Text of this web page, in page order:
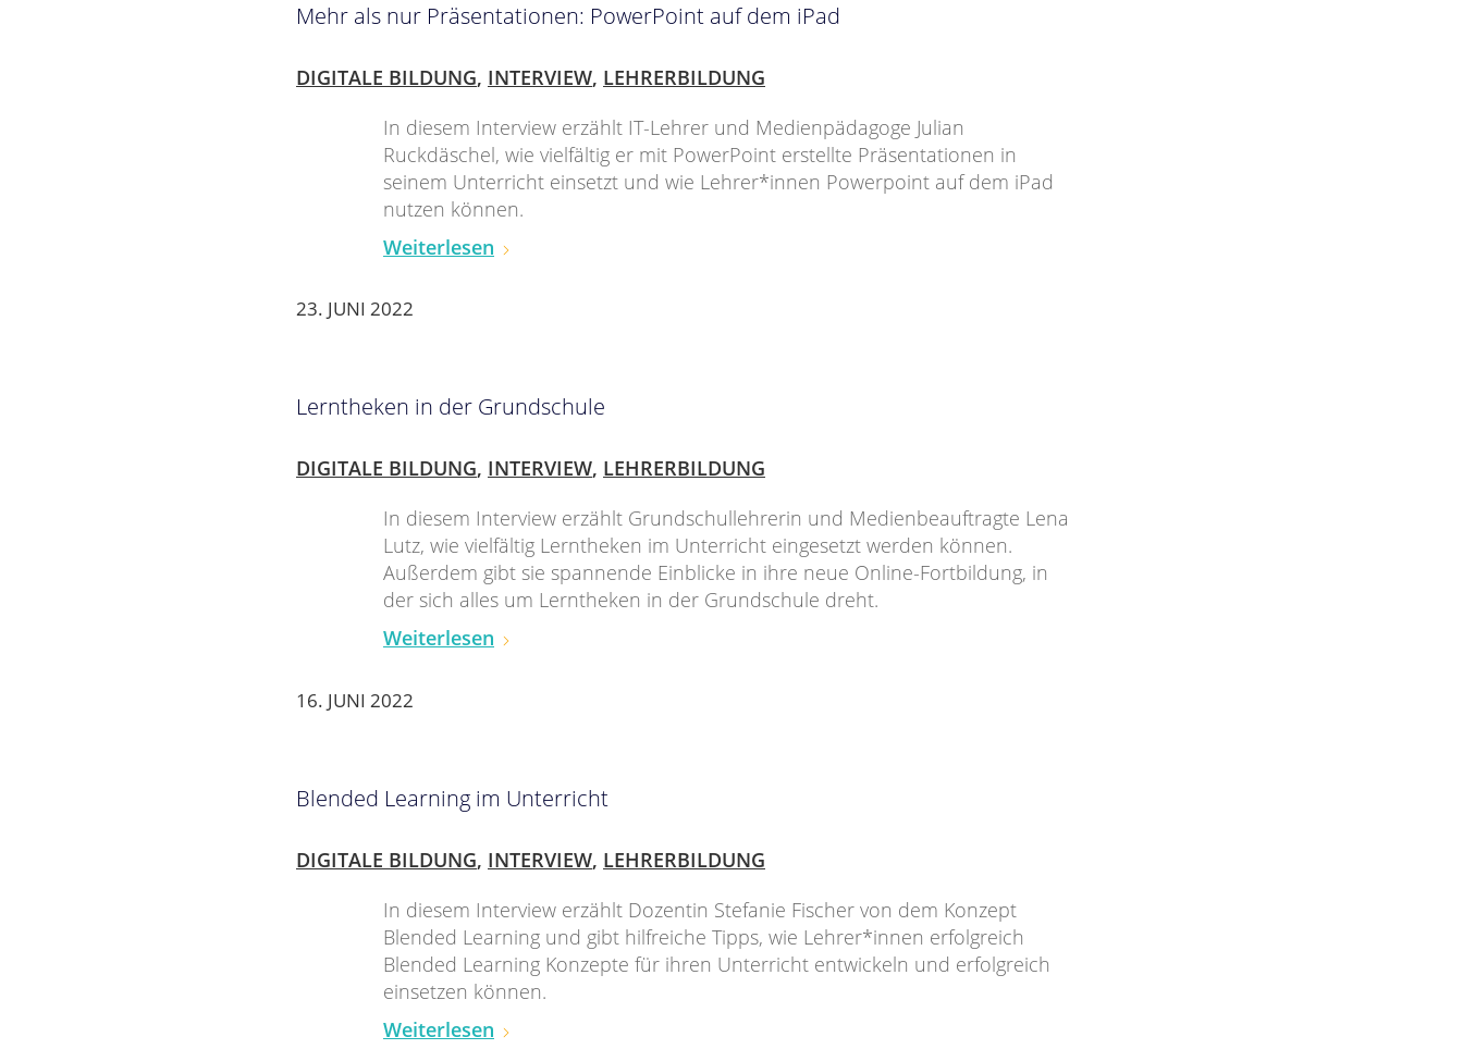
Mehr als nur Präsentationen: PowerPoint auf dem iPad
DIGITALE BILDUNG, INTERVIEW, LEHRERBILDUNG
In diesem Interview erzählt IT-Lehrer und Medienpädagoge Julian
Ruckdäschel, wie vielfältig er mit PowerPoint erstellte Präsentationen in
seinem Unterricht einsetzt und wie Lehrer*innen Powerpoint auf dem iPad
nutzen können.
Weiterlesen
23. JUNI 2022
Lerntheken in der Grundschule
DIGITALE BILDUNG, INTERVIEW, LEHRERBILDUNG
In diesem Interview erzählt Grundschullehrerin und Medienbeauftragte Lena
Lutz, wie vielfältig Lerntheken im Unterricht eingesetzt werden können.
Außerdem gibt sie spannende Einblicke in ihre neue Online-Fortbildung, in
der sich alles um Lerntheken in der Grundschule dreht.
Weiterlesen
16. JUNI 2022
Blended Learning im Unterricht
DIGITALE BILDUNG, INTERVIEW, LEHRERBILDUNG
In diesem Interview erzählt Dozentin Stefanie Fischer von dem Konzept
Blended Learning und gibt hilfreiche Tipps, wie Lehrer*innen erfolgreich
Blended Learning Konzepte für ihren Unterricht entwickeln und erfolgreich
einsetzen können.
Weiterlesen